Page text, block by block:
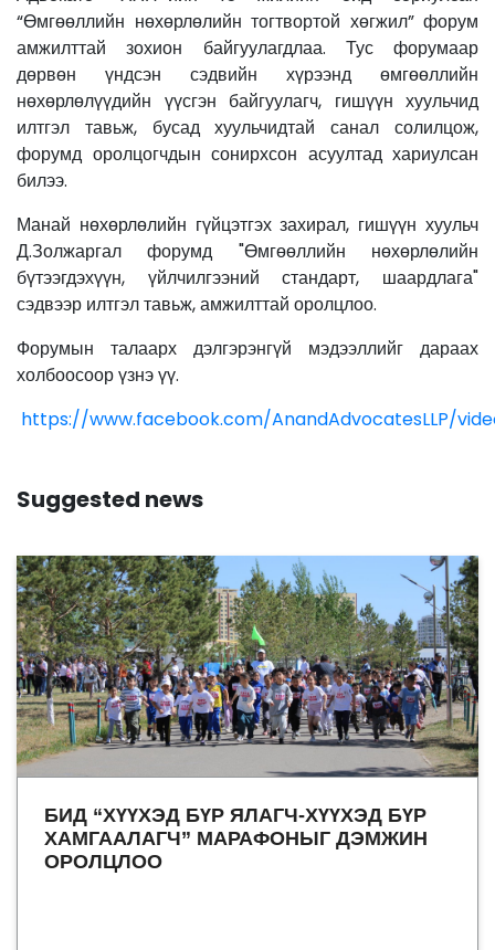
“Өмгөөллийн нөхөрлөлийн тогтвортой хөгжил” форум
амжилттай зохион байгуулагдлаа. Тус форумаар
дөрвөн үндсэн сэдвийн хүрээнд өмгөөллийн
нөхөрлөлүүдийн үүсгэн байгуулагч, гишүүн хуульчид
илтгэл тавьж, бусад хуульчидтай санал солилцож,
форумд оролцогчдын сонирхсон асуултад хариулсан
билээ.
Манай нөхөрлөлийн гүйцэтгэх захирал, гишүүн хуульч
Д.Золжаргал форумд "Өмгөөллийн нөхөрлөлийн
бүтээгдэхүүн, үйлчилгээний стандарт, шаардлага"
сэдвээр илтгэл тавьж, амжилттай оролцлоо.
Форумын талаарх дэлгэрэнгүй мэдээллийг дараах
холбоосоор үзнэ үү.
https://www.facebook.com/AnandAdvocatesLLP/
Suggested news
БИД “ХҮҮХЭД БҮР ЯЛАГЧ-ХҮҮХЭД БҮР
ХАМГААЛАГЧ” МАРАФОНЫГ ДЭМЖИН
ОРОЛЦЛОО